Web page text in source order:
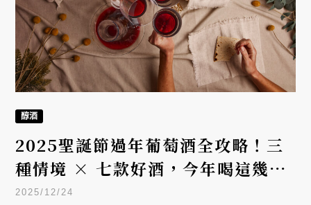
醇酒
2025聖誕節過年葡萄酒全攻略！三
種情境 × 七款好酒，今年喝這幾支
就對了
2025/12/24